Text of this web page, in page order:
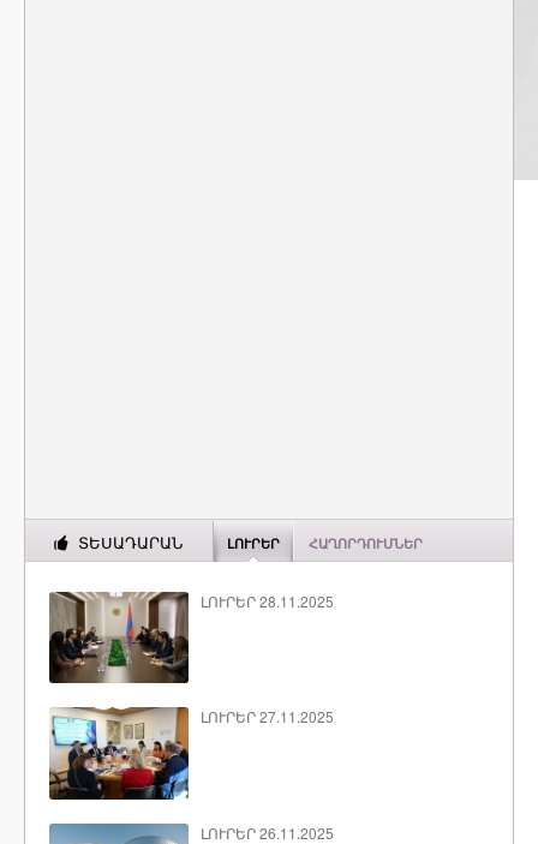
ՏԵՍԱԴԱՐԱՆ ԼՈՒՐԵՐ ՀԱՂՈՐԴՈՒՄՆԵՐ
ԼՈՒՐԵՐ 28.11.2025
ԼՈՒՐԵՐ 27.11.2025
ԼՈՒՐԵՐ 26.11.2025